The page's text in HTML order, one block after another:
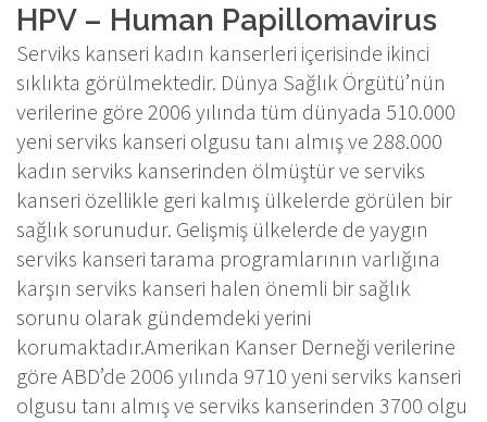
HPV – Human Papillomavirus
Serviks kanseri kadın kanserleri içerisinde ikinci
sıklıkta görülmektedir. Dünya Sağlık Örgütü’nün
verilerine göre 2006 yılında tüm dünyada 510.000
yeni serviks kanseri olgusu tanı almış ve 288.000
kadın serviks kanserinden ölmüştür ve serviks
kanseri özellikle geri kalmış ülkelerde görülen bir
sağlık sorunudur. Gelişmiş ülkelerde de yaygın
serviks kanseri tarama programlarının varlığına
karşın serviks kanseri halen önemli bir sağlık
sorunu olarak gündemdeki yerini
korumaktadır.Amerikan Kanser Derneği verilerine
göre ABD’de 2006 yılında 9710 yeni serviks kanseri
olgusu tanı almış ve serviks kanserinden 3700 olgu